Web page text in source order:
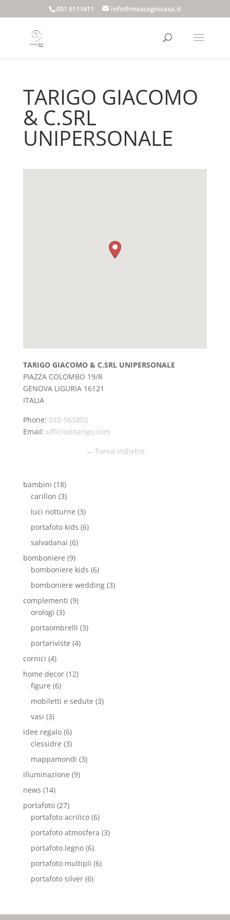
051 6111611 info@mascagnicasa.it
TARIGO GIACOMO
& C.SRL
UNIPERSONALE
TARIGO GIACOMO & C.SRL UNIPERSONALE
PIAZZA COLOMBO 19/R
GENOVA LIGURIA 16121
ITALIA
Phone: 010-565802
Email: ufficio@tarigo.com
← Torna indietro
bambini (18)
carillon (3)
luci notturne (3)
portafoto kids (6)
salvadanai (6)
bomboniere (9)
bomboniere kids (6)
bomboniere wedding(3)
complementi (9)
orologi (3)
portaombrelli (3)
portariviste (4)
cornici (4)
home decor(12)
figure (6)
mobiletti e sedute (3)
vasi (3)
idee regalo(6)
clessidre (3)
mappamondi (3)
illuminazione (9)
news (14)
portafoto(27)
portafoto acrilico(6)
portafoto atmosfera (3)
portafoto legno(6)
portafoto multipli (6)
portafoto silver(6)